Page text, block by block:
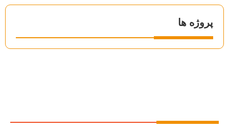
پروژه ها